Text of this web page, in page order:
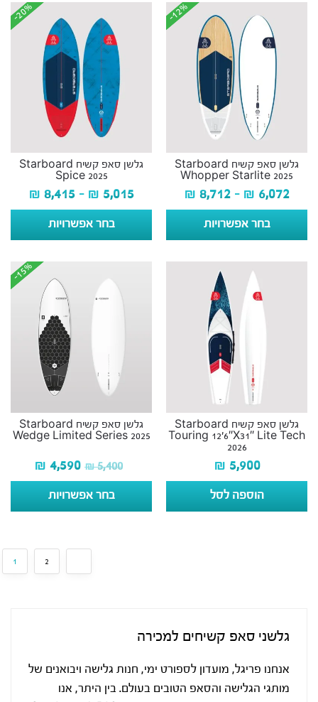
-12%
-12%
גלשן סאפ קשיח Starboard
Whopper Starlite 2025
₪ 6,072
–
₪ 8,712
בחר אפשרויות
-20%
-20%
גלשן סאפ קשיח Starboard
Spice 2025
₪ 5,015
–
₪ 8,415
בחר אפשרויות
גלשן סאפ קשיח Starboard
Touring 12’6″X31″ Lite Tech
2026
₪ 5,900
הוספה לסל
-15%
-15%
גלשן סאפ קשיח Starboard
Wedge Limited Series 2025
₪5,400
₪ 4,590
בחר אפשרויות
1 2
גלשני סאפ קשיחים למכירה
אנחנו פריגל, מועדון לספורט ימי, חנות גלישה ויבואנים של
מותגי הגלישה והסאפ הטובים בעולם. בין היתר, אנו